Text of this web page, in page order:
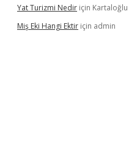
Yat Turizmi Nedir için Kartaloğlu
Miş Eki Hangi Ektir için admin